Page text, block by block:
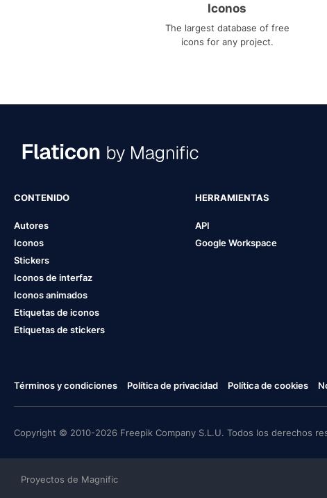
Iconos
The largest database of free
icons for any project.
CONTENIDO
Autores
Iconos
Stickers
Iconos de interfaz
Iconos animados
Etiquetas de iconos
Etiquetas de stickers
HERRAMIENTAS
API
Google Workspace
Términos y condiciones Política de privacidad Política de cookies
Copyright © 2010-2026 Freepik Company S.L.U. Todos los derechos
Proyectos de Magnific